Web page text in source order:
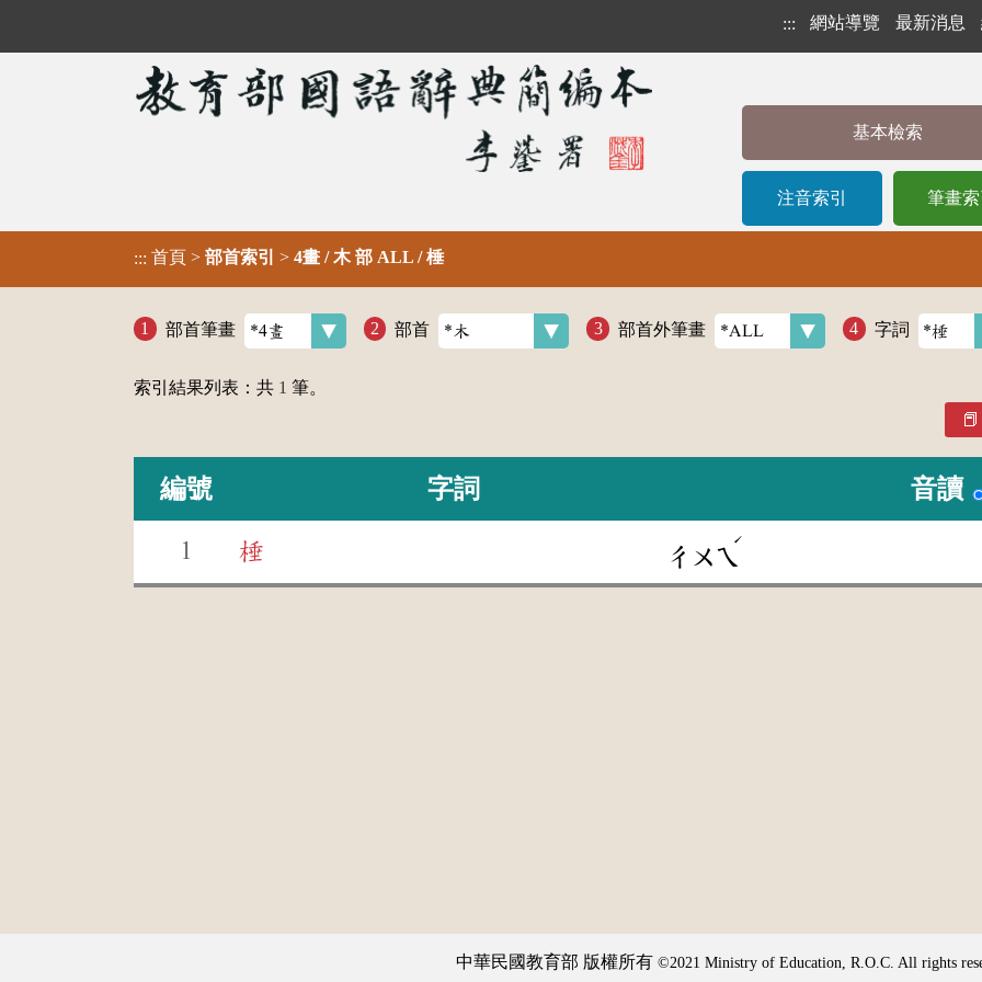
::: 網站導覽 最新消息
基本檢索
注音索引 筆畫索
::: 首頁 > 部首索引 > 4畫 / 木 部 ALL / 棰
部首筆畫 部首 部首外筆畫 字詞
索引結果列表：共 1 筆。
編號 字詞 音讀
1 棰 ㄔㄨㄟ
ˊ
中華民國教育部 版權所有 ©2021 Ministry of Education, R.O.C. All rights